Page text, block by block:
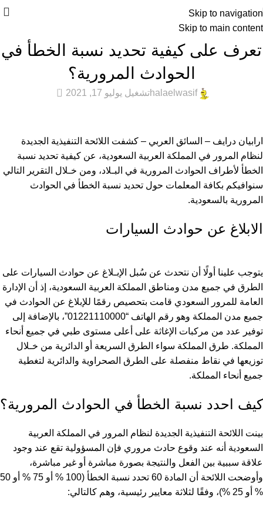
Skip to navigation
Skip to main content
تعرف على كيفية تحديد نسبة الخطأ في
الحوادث المرورية؟
halaelwasifتشغيل يوليو 17, 2021 0
ارابيان درايف – السائق العربي – كشفت اللائحة التنفيذية الجديدة
لنظام المرور في المملكة العربية السعودية، عن كيفية تحديد نسبة
الخطأ لأطراف الحوادث المرورية في البـلاد، ومن خـلال التقرير التالي
سنوافيكم بكافة المعلمات حول تحديد نسبة الخطأ في الحوادث
المرورية بالسعودية.
الابلاغ عن حوادث السيارات
يتوجب علينا أولًا أن نتحدث عن سُبل الإبـلاغ عن حوادث السيارات على
الطرق في جميع مدن ومناطق المملكة العربية السعودية، إذ أن الإدارة
العامة للمرور السعودي قامت بتحصيص رقمًا للإبلاغ عن الحوادث في
جميع مدن المملكة وهو رقم الهاتف “01221110000”، بالإضافة إلى
توفير عدد من مركبات الإغاثة على أعلى مستوى طبي في جميع أنحاء
المملكة. طرق المملكة سواء الطرق السريعة أو الدائرية من خـلال
توزيعها في نقاط منفصلة على الطرق الصحراوية والدائرية لتغطية
جميع أنحاء المملكة.
كيف احدد نسبة الخطأ في الحوادث المرورية؟
بينت اللائحة التنفيذية الجديدة لنظام المرور في المملكة العربية
السعودية أنه عند وقوع حادث مروري فإن المسؤولية تقع عند وجود
علاقة سببية بين الفعل ‏والنتيجة بصورة مباشرة أو غير مباشرة،
وأوضحت اللائحة أن المادة 60 تحدد نسبة الخطأ (100 % أو 75 % أو 50
% أو ‏‏25 %)، وفقًا لثلاثة معايير رئيسية، وهم كالتالي: